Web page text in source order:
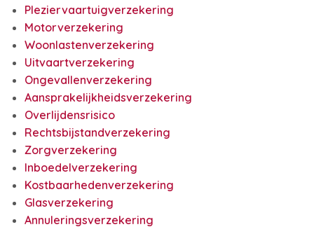
Pleziervaartuigverzekering
Motorverzekering
Woonlastenverzekering
Uitvaartverzekering
Ongevallenverzekering
Aansprakelijkheidsverzekering
Overlijdensrisico
Rechtsbijstandverzekering
Zorgverzekering
Inboedelverzekering
Kostbaarhedenverzekering
Glasverzekering
Annuleringsverzekering